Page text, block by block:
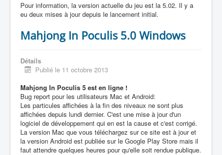
Pour information, la version actuelle du jeu est la 5.02. Il y a
eu deux mises à jour depuis le lancement initial.
Mahjong In Poculis 5.0 Windows
Détails
Publié le 11 octobre 2013
Mahjong In Poculis 5 est en ligne !
Bug report pour les utilisateurs Mac et Android:
Les particules affichées à la fin des niveaux ne sont plus
affichées depuis lundi dernier. C'est une mise à jour d'un
logiciel de développement qui en est la cause et c'est corrigé.
La version Mac que vous téléchargez sur ce site est à jour et
la version Android est publiée sur le Google Play Store mais il
faut attendre quelques heures pour qu'elle soit rendue publique.